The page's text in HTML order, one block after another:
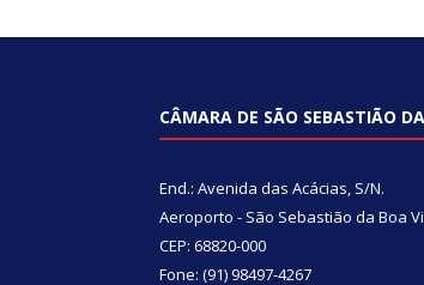
CÂMARA DE SÃO SEBASTIÃO
End.: Avenida das Acácias, S/N.
Aeroporto - São Sebastião da Boa
CEP: 68820-000
Fone: (91) 98497-4267